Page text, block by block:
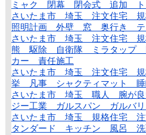
ミャク 閉幕 閉会式 追加 ト
さいたま市 埼玉 注文住宅
照明計画 外壁 窓 奥行き テ
さいたま市 埼玉 注文住宅
熊 駆除 自衛隊 ミラタップ
カー 責任施工
さいたま市 埼玉 注文住宅
挙 凡事 シャクティマット
さいたま市 埼玉 職人 腕が
ジー工業 ガルスパン ガルバ
さいたま市 埼玉 規格住宅
タンダード キッチン 風呂